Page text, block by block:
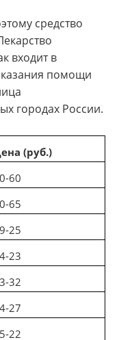
средство
входит в
помощи
городах России.
(руб.)
60
65
25
23
32
27
22